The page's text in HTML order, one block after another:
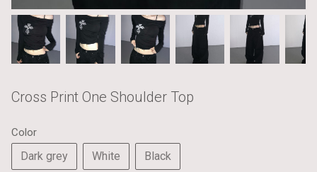
Cross Print One Shoulder Top
Color
Dark grey White Black